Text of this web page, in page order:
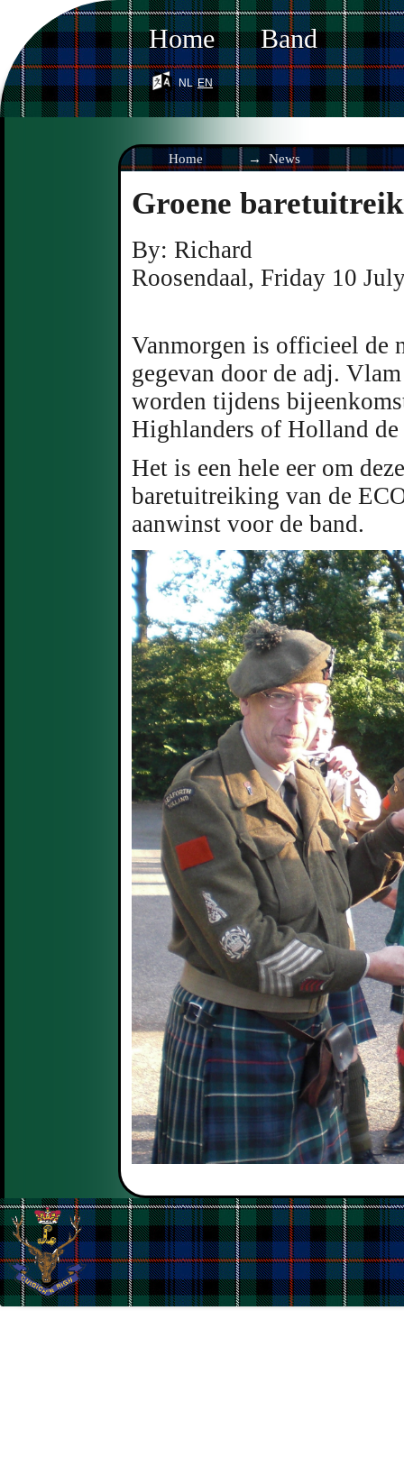
Home Band
nl en
Home News
Groene
By:Richard
Roosendaal,Friday 10
Vanmorgen is officieel de
gegevan door de adj.
worden tijdens
Highlanders of Holland
Het is een hele eer om
baretuitreiking van de
aanwinst voor de band.